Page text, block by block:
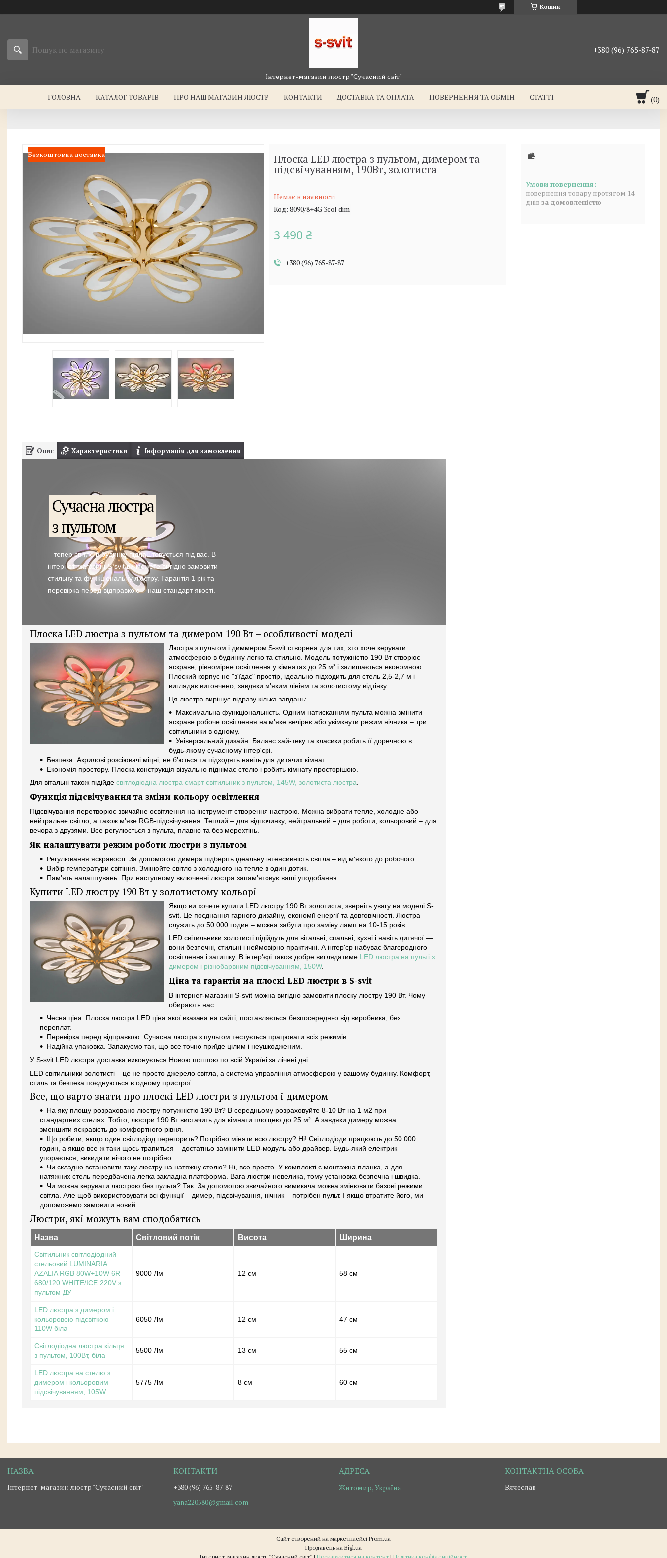
Кошик
Інтернет-магазин люстр "Сучасний світ"
+380 (96) 765-87-87
ГОЛОВНА КАТАЛОГ ТОВАРІВ ПРО НАШ МАГАЗИН ЛЮСТР КОНТАКТИ ДОСТАВКА ТА ОПЛАТА ПОВЕРНЕННЯ ТА ОБМІН СТАТТІ
Безкоштовна доставка Плоска LED люстра з пультом, димером та
підсвічуванням, 190Вт, золотиста
Немає в наявності
Код: 8090/8+4G 3col dim
3 490 ₴
+380 (96) 765-87-87
повернення товару протягом 14
днів за домовленістю
Опис Характеристики Інформація для замовлення
Сучасна люстра
з пультом
– тепер світло в будинку підлаштовується під вас. В
інтернет-магазині S-svit ви можете вигідно замовити
стильну та функціональну люстру. Гарантія 1 рік та
перевірка перед відправкою – наш стандарт якості.
Плоска LED люстра з пультом та димером 190 Вт – особливості моделі
Люстра з пультом і диммером S-svit створена для тих, хто хоче керувати
атмосферою в будинку легко та стильно. Модель потужністю 190 Вт створює
яскраве, рівномірне освітлення у кімнатах до 25 м² і залишається економною.
Плоский корпус не "з'їдає" простір, ідеально підходить для стель 2,5-2,7 м і
виглядає витончено, завдяки м'яким лініям та золотистому відтінку.
Ця люстра вирішує відразу кілька завдань:
Максимальна функціональність. Одним натисканням пульта можна змінити
яскраве робоче освітлення на м'яке вечірнє або увімкнути режим нічника – три
світильники в одному.
Універсальний дизайн. Баланс хай-теку та класики робить її доречною в
будь-якому сучасному інтер'єрі.
Безпека. Акрилові розсіювачі міцні, не б'ються та підходять навіть для дитячих кімнат.
Економія простору. Плоска конструкція візуально піднімає стелю і робить кімнату просторішою.
Для вітальні також підійде світлодіодна люстра смарт світильник з пультом, 145W, золотиста люстра
Функція підсвічування та зміни кольору освітлення
Підсвічування перетворює звичайне освітлення на інструмент створення настрою. Можна вибрати тепле, холодне або
нейтральне світло, а також м'яке RGB-підсвічування. Теплий – для відпочинку, нейтральний – для роботи, кольоровий – для
вечора з друзями. Все регулюється з пульта, плавно та без мерехтінь.
Як налаштувати режим роботи люстри з пультом
Регулювання яскравості. За допомогою димера підберіть ідеальну інтенсивність світла – від м'якого до робочого.
Вибір температури світіння. Змінюйте світло з холодного на тепле в один дотик.
Пам'ять налаштувань. При наступному включенні люстра запам'ятовує ваші уподобання.
Купити LED люстру 190 Вт у золотистому кольорі
Якщо ви хочете купити LED люстру 190 Вт золотиста, зверніть увагу на моделі S-
svit. Це поєднання гарного дизайну, економії енергії та довговічності. Люстра
служить до 50 000 годин – можна забути про заміну ламп на 10-15 років.
LED світильники золотисті підійдуть для вітальні, спальні, кухні і навіть дитячої —
вони безпечні, стильні і неймовірно практичні. А інтер'єр набуває благородного
освітлення і затишку. В інтер'єрі також добре виглядатиме LED люстра на пульті з
димером і різнобарвним підсвічуванням, 150W.
Ціна та гарантія на плоскі LED люстри в S-svit
В інтернет-магазині S-svit можна вигідно замовити плоску люстру 190 Вт. Чому
обирають нас:
Чесна ціна. Плоска люстра LED ціна якої вказана на сайті, поставляється безпосередньо від виробника, без
переплат.
Перевірка перед відправкою. Сучасна люстра з пультом тестується працювати всіх режимів.
Надійна упаковка. Запакуємо так, що все точно приїде цілим і неушкодженим.
У S-svit LED люстра доставка виконується Новою поштою по всій Україні за лічені дні.
LED світильники золотисті – це не просто джерело світла, а система управління атмосферою у вашому будинку. Комфорт,
стиль та безпека поєднуються в одному пристрої.
Все, що варто знати про плоскі LED люстри з пультом і димером
На яку площу розраховано люстру потужністю 190 Вт? В середньому розраховуйте 8-10 Вт на 1 м2 при
стандартних стелях. Тобто, люстри 190 Вт вистачить для кімнати площею до 25 м². А завдяки димеру можна
зменшити яскравість до комфортного рівня.
Що робити, якщо один світлодіод перегорить? Потрібно міняти всю люстру? Ні! Світлодіоди працюють до 50 000
годин, а якщо все ж таки щось трапиться – достатньо замінити LED-модуль або драйвер. Будь-який електрик
упорається, викидати нічого не потрібно.
Чи складно встановити таку люстру на натяжну стелю? Ні, все просто. У комплекті є монтажна планка, а для
натяжних стель передбачена легка закладна платформа. Вага люстри невелика, тому установка безпечна і швидка.
Чи можна керувати люстрою без пульта? Так. За допомогою звичайного вимикача можна змінювати базові режими
світла. Але щоб використовувати всі функції – димер, підсвічування, нічник – потрібен пульт. І якщо втратите його, ми
допоможемо замовити новий.
Люстри, які можуть вам сподобатись
Назва Світловий потік Висота Ширина
Світильник світлодіодний
стельовий LUMINARIA
AZALIA RGB 80W+10W 6R
680/120 WHITE/ICE 220V з
пультом ДУ
9000 Лм 12 см 58 см
LED люстра з димером і
кольоровою підсвіткою
110W біла
6050 Лм 12 см 47 см
Світлодіодна люстра кільця
з пультом, 100Вт, біла
5500 Лм 13 см 55 см
LED люстра на стелю з
димером і кольоровим
підсвічуванням, 105W
5775 Лм 8 см 60 см
Інтернет-магазин люстр "Сучасний світ"
+380 (96) 765-87-87
yana220580@gmail.com
Житомир, Україна Вячеслав
Сайт створений на маркетплейсі Prom.ua
Продавець на Bigl.ua
Інтернет-магазин люстр "Сучасний світ" | Поскаржитися на контент | Політика конфіденційності